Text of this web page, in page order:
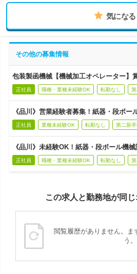
気になる
その他の募集情報
包装製函機械【機械加工オペレーター】
正社員 職種・業種未経験OK 転勤なし
《品川》営業経験者募集！紙器・段ボー
正社員 業種未経験OK 転勤なし 第二新
《品川》未経験OK！紙器・段ボール機械
正社員 職種・業種未経験OK 転勤なし
この求人と勤務地が同
閲覧履歴がありません。ま
う。